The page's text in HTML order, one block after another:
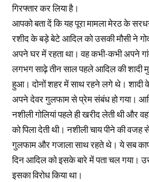
गिरफ्तार कर लिया है।
आपको बता दें कि यह पूरा मामला मेरठ के
रशीद के बड़े बेटे आदिल को उसकी मौसी ने
अपने घर में रहता था। वह कभी-कभी अपने
लगभग साढ़े तीन साल पहले आदिल की शादी
हुआ। दोनों शहर में साथ रहने लगे थे। शादी
अपने देवर गुलफाम से प्रेम संबंध हो गया।
नशीली गोलियां पहले ही खरीद लेती थी और
को पिला देती थी। नशीली चाय पीने की
गुलफाम और गजाला साथ रहते थे। ये सब
दिन आदिल को इसके बारे में पता चल गया।
इसका विरोध किया था।